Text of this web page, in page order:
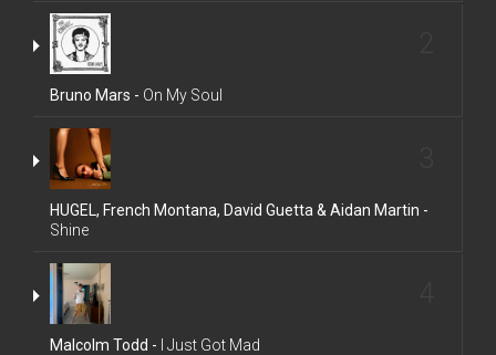
Bruno Mars - On My Soul
HUGEL, French Montana, David Guetta & Aidan Martin -
Shine
Malcolm Todd - I Just Got Mad